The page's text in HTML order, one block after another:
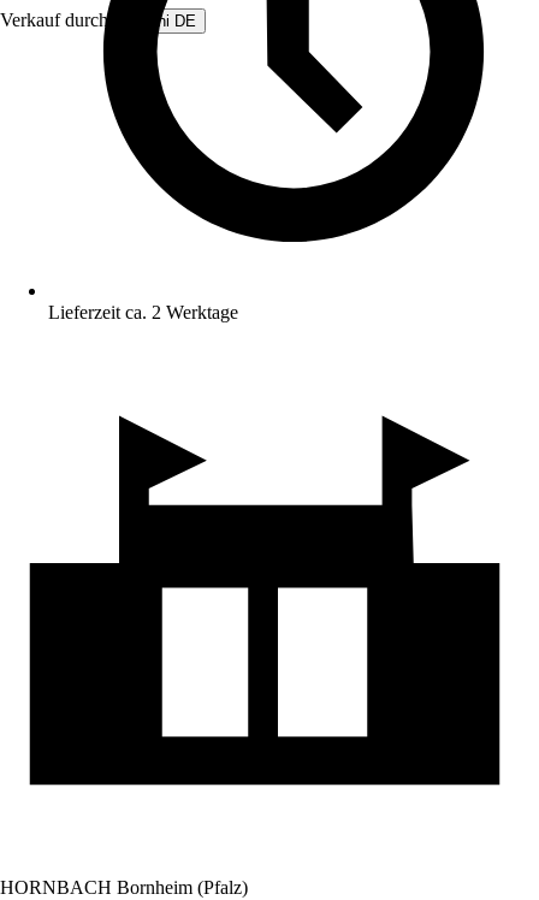
Verkauf durch: Beliani DE
Lieferzeit ca. 2 Werktage
HORNBACH Bornheim (Pfalz)